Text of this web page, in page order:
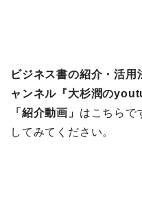
ビジネス書の紹介・活
ャンネル『大杉潤の
「紹介動画」 はこちらで
してみてください。